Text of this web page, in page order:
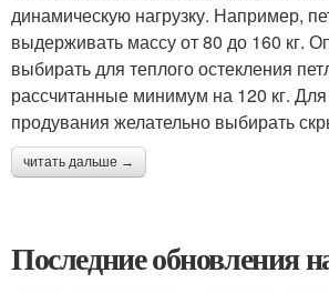
динамическую нагрузку. Например,
выдерживать массу от 80 до 160 кг.
выбирать для теплого остекления
рассчитанные минимум на 120 кг.
продувания желательно выбирать
читать дальше →
Последние обновления